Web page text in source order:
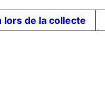
lors de la collecte